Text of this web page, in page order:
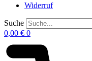
Widerruf
Suche
0,00 € 0